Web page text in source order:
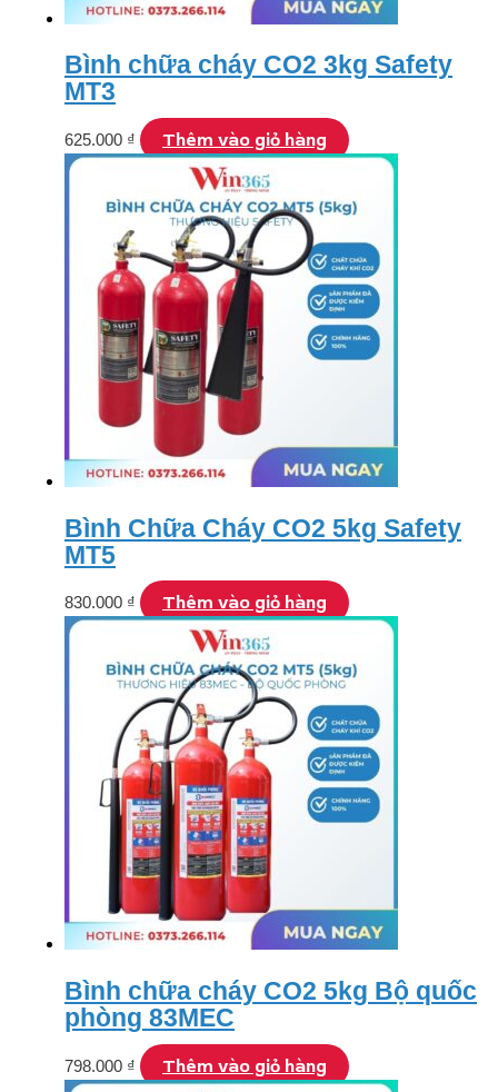
Bình chữa cháy CO2 3kg Safety
MT3
625.000 ₫ Thêm vào giỏ hàng
Bình Chữa Cháy CO2 5kg Safety
MT5
830.000 ₫ Thêm vào giỏ hàng
Bình chữa cháy CO2 5kg Bộ quốc
phòng 83MEC
798.000 ₫ Thêm vào giỏ hàng